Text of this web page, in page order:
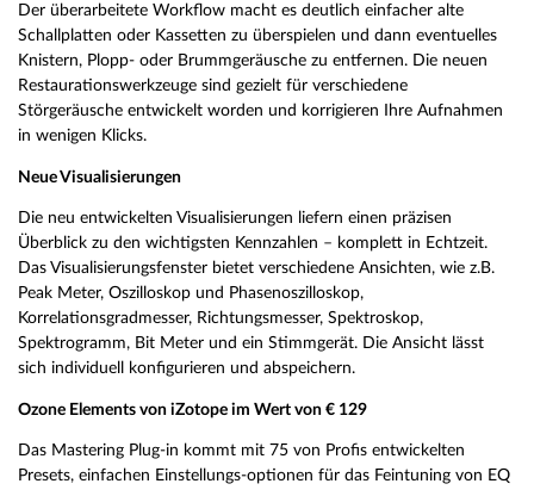
Der überarbeitete Workflow macht es deutlich einfacher alte
Schallplatten oder Kassetten zu überspielen und dann eventuelles
Knistern, Plopp- oder Brummgeräusche zu entfernen. Die neuen
Restaurationswerkzeuge sind gezielt für verschiedene
Störgeräusche entwickelt worden und korrigieren Ihre Aufnahmen
in wenigen Klicks.
Neue Visualisierungen
Die neu entwickelten Visualisierungen liefern einen präzisen
Überblick zu den wichtigsten Kennzahlen – komplett in Echtzeit.
Das Visualisierungsfenster bietet verschiedene Ansichten, wie z.B.
Peak Meter, Oszilloskop und Phasenoszilloskop,
Korrelationsgradmesser, Richtungsmesser, Spektroskop,
Spektrogramm, Bit Meter und ein Stimmgerät. Die Ansicht lässt
sich individuell konfigurieren und abspeichern.
Ozone Elements von iZotope im Wert von € 129
Das Mastering Plug-in kommt mit 75 von Profis entwickelten
Presets, einfachen Einstellungs-optionen für das Feintuning von EQ